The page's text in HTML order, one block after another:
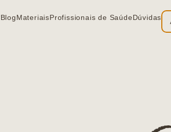
BlogMateriaisProfissionais de SaúdeDúvidas